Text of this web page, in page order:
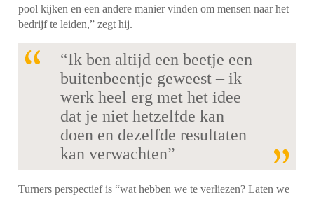
pool kijken en een andere manier vinden om mensen naar het
bedrijf te leiden,” zegt hij.
“Ik ben altijd een beetje een
buitenbeentje geweest – ik
werk heel erg met het idee
dat je niet hetzelfde kan
doen en dezelfde resultaten
kan verwachten”
Turners perspectief is “wat hebben we te verliezen? Laten we